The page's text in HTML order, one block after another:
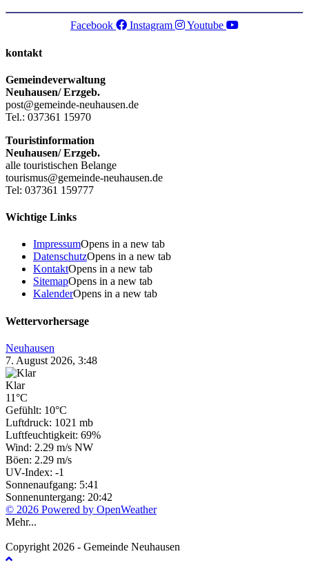
Facebook Instagram Youtube
kontakt
Gemeindeverwaltung
Neuhausen/ Erzgeb.
post@gemeinde-neuhausen.de
Tel.: 037361 15970
Touristinformation
Neuhausen/ Erzgeb.
alle touristischen Belange
tourismus@gemeinde-neuhausen.de
Tel: 037361 159777
Wichtige Links
ImpressumOpens in a new tab
DatenschutzOpens in a new tab
KontaktOpens in a new tab
SitemapOpens in a new tab
KalenderOpens in a new tab
Wettervorhersage
Neuhausen
7. August 2026, 3:48
Klar
11°C
Gefühlt: 10°C
Luftdruck: 1021 mb
Luftfeuchtigkeit: 69%
Wind: 2.29 m/s NW
Böen: 2.29 m/s
UV-Index: -1
Sonnenaufgang: 5:41
Sonnenuntergang: 20:42
© 2026 Powered by OpenWeather
Mehr...
Copyright 2026 - Gemeinde Neuhausen